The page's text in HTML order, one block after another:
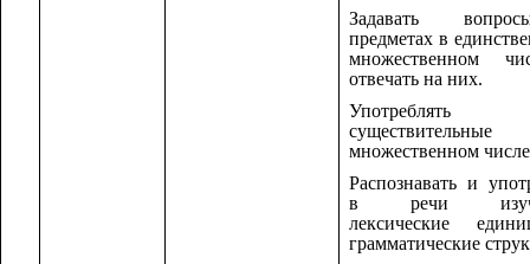
Задавать
предметах в
множественном
отвечать на них.
Употреблять
множественном
Распознавать и
в речи
лексические
грамматические